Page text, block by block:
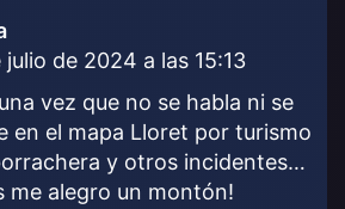
ijulio de 2024 a las 15:13
vez que no se habla ni se
en el mapa Lloret por turismo
y otros incidentes…
me alegro un montón!